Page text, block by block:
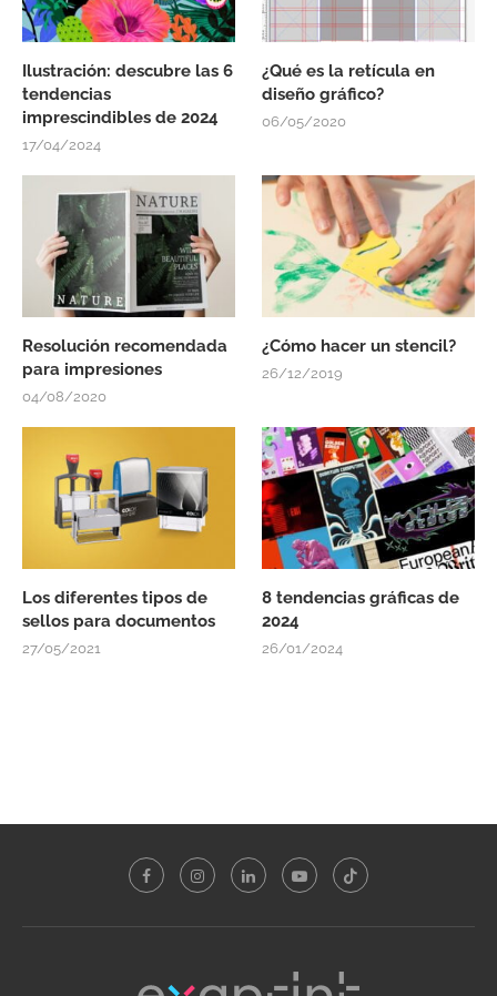
Ilustración: descubre las 6
tendencias
imprescindibles de 2024
17/04/2024
¿Qué es la retícula en
diseño gráfico?
06/05/2020
Resolución recomendada
para impresiones
04/08/2020
¿Cómo hacer un stencil?
26/12/2019
Los diferentes tipos de
sellos para documentos
27/05/2021
8 tendencias gráficas de
2024
26/01/2024